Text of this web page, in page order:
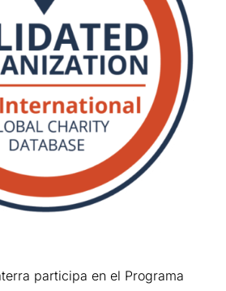
participa en el Programa